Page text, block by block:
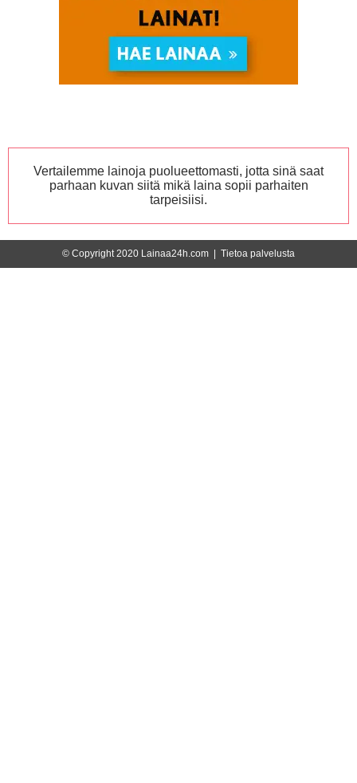
Vertailemme lainoja puolueettomasti, jotta sinä saat
parhaan kuvan siitä mikä laina sopii parhaiten
tarpeisiisi.
© Copyright 2020 Lainaa24h.com | Tietoa palvelusta